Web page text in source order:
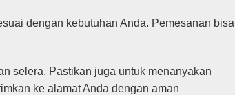
dengan kebutuhan Anda. Pemesanan bisa
selera. Pastikan juga untuk menanyakan
ke alamat Anda dengan aman